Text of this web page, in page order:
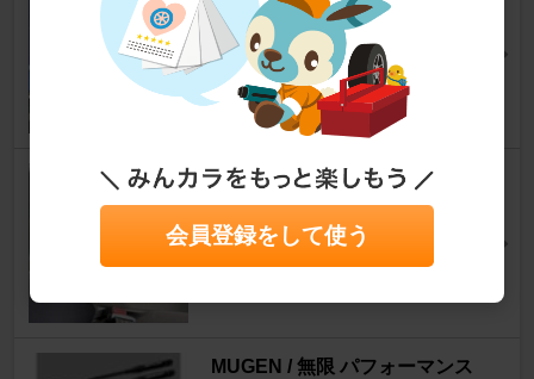
ZFLi
フリード
けん２＠らんだーさん
16
emblem アームレスト
フリード
mitsu717さん
MUGEN / 無限 パフォーマンス
会員登録をして使う